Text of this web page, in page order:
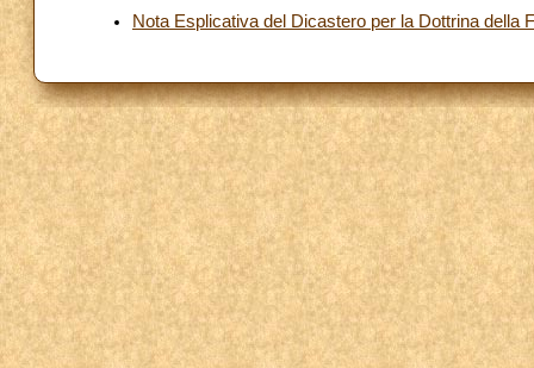
Nota Esplicativa del Dicastero per la Dottrina della